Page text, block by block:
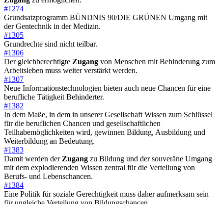
#1274
Grundsatzprogramm BÜNDNIS 90/DIE GRÜNEN Umgang mit
der Gentechnik in der Medizin.
#1305
Grundrechte sind nicht teilbar.
#1306
Der gleichberechtigte Zugang von Menschen mit Behinderung zum
Arbeitsleben muss weiter verstärkt werden.
#1307
Neue Informationstechnologien bieten auch neue Chancen für eine
berufliche Tätigkeit Behinderter.
#1382
In dem Maße, in dem in unserer Gesellschaft Wissen zum Schlüssel
für die beruflichen Chancen und gesellschaftlichen
Teilhabemöglichkeiten wird, gewinnen Bildung, Ausbildung und
Weiterbildung an Bedeutung.
#1383
Damit werden der Zugang zu Bildung und der souveräne Umgang
mit dem explodierenden Wissen zentral für die Verteilung von
Berufs- und Lebenschancen.
#1384
Eine Politik für soziale Gerechtigkeit muss daher aufmerksam sein